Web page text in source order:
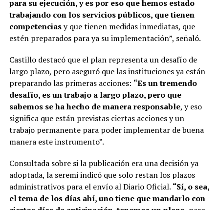
para su ejecución, y es por eso que hemos estado
trabajando con los servicios públicos, que tienen
competenciasy que tienen medidas inmediatas, que
estén preparados para ya su implementación”, señaló.
Castillo destacó que el plan representa un desafío de
largo plazo, pero aseguró que las instituciones ya están
preparando las primeras acciones: “Es un tremendo
desafío, es un trabajo a largo plazo, pero que
sabemos se ha hecho de manera responsable, y eso
significa que están previstas ciertas acciones y un
trabajo permanente para poder implementar de buena
manera este instrumento”.
Consultada sobre si la publicación era una decisión ya
adoptada, la seremi indicó que solo restan los plazos
administrativos para el envío al Diario Oficial. “Sí, o sea,
el tema de los días ahí, uno tiene que mandarlo con